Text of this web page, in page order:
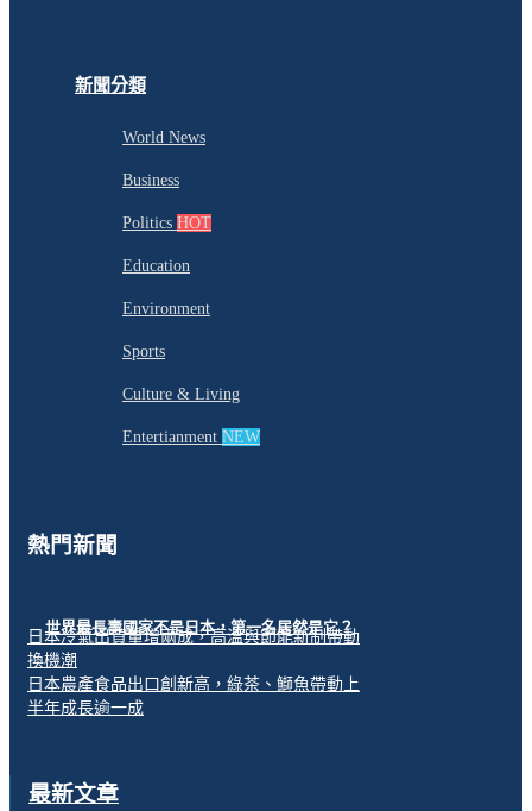
新聞分類
World News
Business
Politics HOT
Education
Environment
Sports
Culture & Living
Entertianment NEW
熱門新聞
世界最長壽國家不是日本，第一名居然是它？
日本冷氣出貨量增兩成，高溫與節能新制帶動
換機潮
日本農產食品出口創新高，綠茶、鰤魚帶動上
半年成長逾一成
最新文章